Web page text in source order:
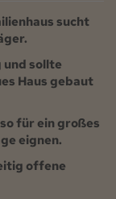
sucht
sollte
Haus gebaut
für ein großes
eignen.
offene